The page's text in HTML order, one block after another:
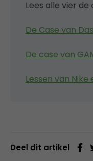
Lees alle vier
De Case van
De case van
Lessen van Nike
Deel dit artikel